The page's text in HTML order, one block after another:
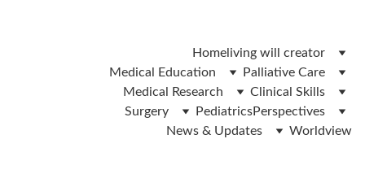
Home living will creator
Medical Education
Palliative Care
Medical Research
Clinical Skills
Surgery
PediatricsPerspectives
News & Updates
Worldview